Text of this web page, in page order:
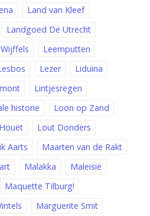
Land van Kleef
Landgoed De Utrecht
Leemputten
Lezer
Liduina
Lintjesregen
historie
Loon op Zand
Lout Donders
Aarts
Maarten van de Rakt
Malakka
Maleisië
Maquette Tilburg!
Marguerite Smit